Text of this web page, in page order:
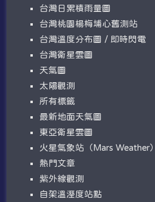
台灣日累積雨量圖
台灣桃園楊梅埔心舊測站
台灣溫度分布圖 / 即時閃電
台灣衛星雲圖
天氣圖
太陽觀測
所有標籤
最新地面天氣圖
東亞衛星雲圖
火星氣象站（Mars Weather）
熱門文章
紫外線觀測
自架溫溼度站點